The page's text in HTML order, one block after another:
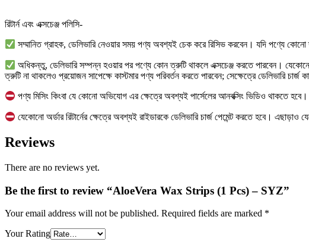
রিটার্ন এবং এক্সচেঞ্জ পলিসি-
সম্মানিত গ্রাহক, ডেলিভারি নেওয়ার সময় পণ্য অবশ্যই চেক করে রিসিভ করবেন। যদি পণ্যে কোনো
অধিকন্তু, ডেলিভারি সম্পন্ন হওয়ার পর পণ্যে কোন ত্রুটি থাকলে এক্সচেঞ্জ করতে পারবেন।
ত্রুটি না থাকলেও প্রয়োজন সাপেক্ষে কাস্টমার পণ্য পরিবর্তন করতে পারবেন; সেক্ষেত্রে ডেলিভারি চার্জ
পণ্য মিসিং কিংবা যে কোনো অভিযোগ এর ক্ষেত্রে অবশ্যই পার্সেলের আনবক্সিং ভিডিও থাকতে হবে।
যেকোনো অর্ডার রিটার্নের ক্ষেত্রে অবশ্যই রাইডারকে ডেলিভারি চার্জ পেমেন্ট করতে হবে।
Reviews
There are no reviews yet.
Be the first to review “AloeVera Wax Strips (1 Pcs) – SYZ”
Your email address will not be published. Required fields are marked *
Your Rating